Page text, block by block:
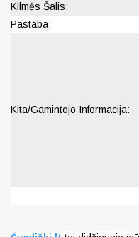
Kilmės Šalis:
Pastaba:
Kita/Gamintojo Informacija: